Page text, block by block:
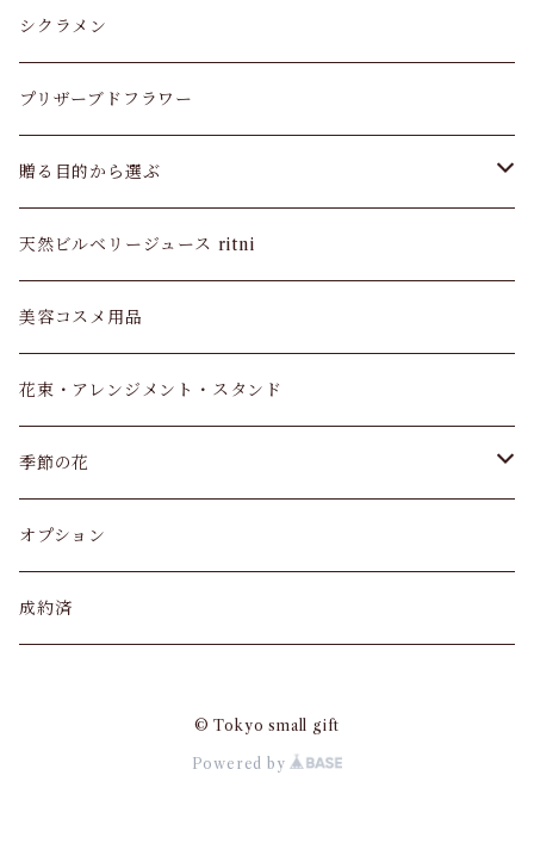
ガジュマル
ストレリチア オーガスタ
モンステラ
ウンベラータ
ドラセナ マッサン
サンスベリア
アンスリウム
観葉植物 寄せ植え
シクラメン
プリザーブドフラワー
贈る目的から選ぶ
お供え・お悔やみ
長寿祝い
バレンタイン
父の日
天然ビルベリージュース ritni
美容コスメ用品
花束・アレンジメント・スタンド
季節の花
カーネーション
アジサイ
オプション
成約済
© Tokyo small gift
Powered by